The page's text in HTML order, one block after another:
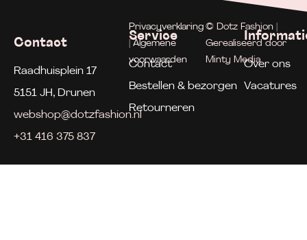
Contact
Raadhuisplein 17
5151 JH, Drunen
webshop@dotzfashion.nl
+31 416 375 837
Service
Contact
Bestellen & bezorgen
Retourneren
Over ons
Vacatures
Privacyverklaring
| Algemene
voorwaarden
© Dotz Fashion |
Gerealiseerd door
Minty Media